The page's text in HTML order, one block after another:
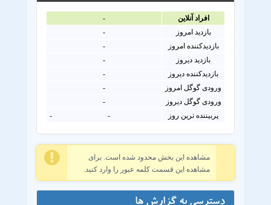
افراد آنلاين
-
بازدید امروز
-
بازدیدکننده امروز
-
بازدید دیروز
-
بازدیدکننده دیروز
-
ورودی گوگل امروز
-
ورودی گوگل دیروز
-
پربیننده ترین روز
-
-
مشاهده این بخش محدود شده است. برای
مشاهده این قسمت کلمه عبور را وارد کنید.
دسترسی به گزارش ها